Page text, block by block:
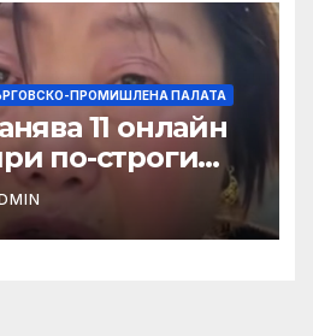
ПРОМИШЛЕНА ПАЛАТА
11 онлайн
по-строги
на